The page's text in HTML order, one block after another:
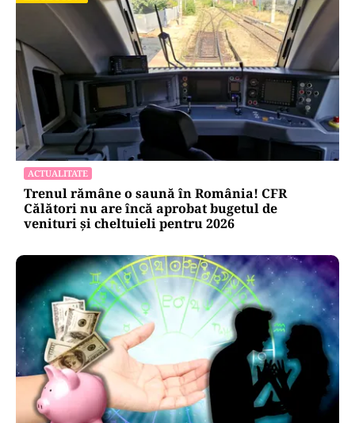
ACTUALITATE
Trenul rămâne o saună în România! CFR
Călători nu are încă aprobat bugetul de
venituri și cheltuieli pentru 2026